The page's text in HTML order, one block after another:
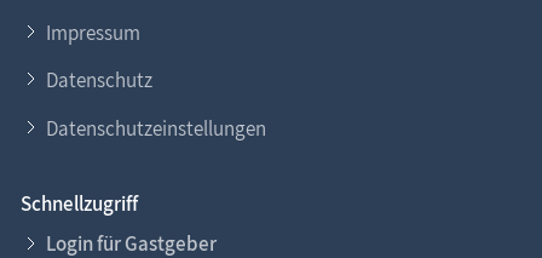
Impressum
Datenschutz
Datenschutzeinstellungen
Schnellzugriff
Login für Gastgeber